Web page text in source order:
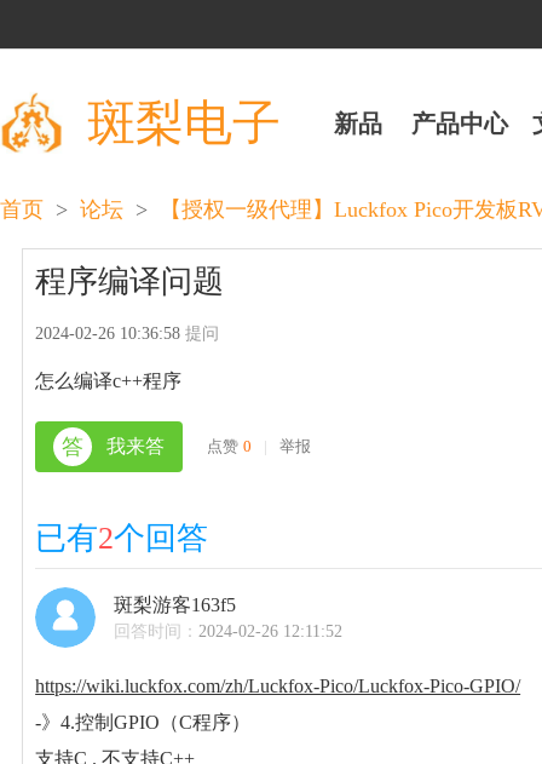
斑梨电子 新品 产品中心
首页 > 论坛 > 【授权一级代理】Luckfox Pico开发板
程序编译问题
2024-02-26 10:36:58提问
怎么编译c++程序
答 我来答 点赞 0 | 举报
已有2个回答
斑梨游客163f5
回答时间：2024-02-26 12:11:52
https://wiki.luckfox.com/zh/Luckfox-Pico/Luckfox-Pico-GPIO/
-》4.控制GPIO（C程序）
支持C . 不支持C++